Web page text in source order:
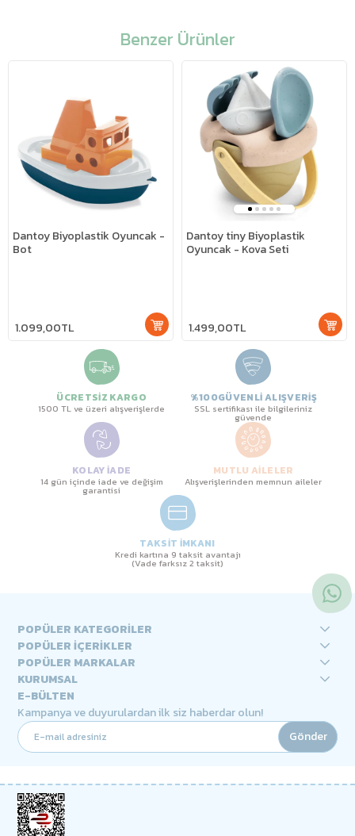
Benzer Ürünler
Dantoy Biyoplastik Oyuncak -
Bot
1.099,00TL
Dantoy tiny Biyoplastik
Oyuncak - Kova Seti
1.499,00TL
ÜCRETSİZ KARGO
1500 TL ve üzeri alışverişlerde
%100GÜVENLİ ALIŞVERİŞ
SSL sertifikası ile bilgileriniz
güvende
KOLAY İADE
14 gün içinde iade ve değişim
garantisi
MUTLU AİLELER
Alışverişlerinden memnun aileler
TAKSİT İMKANI
Kredi kartına 9 taksit avantajı
(Vade farksız 2 taksit)
POPÜLER KATEGORİLER
POPÜLER İÇERİKLER
POPÜLER MARKALAR
KURUMSAL
E-BÜLTEN
Kampanya ve duyurulardan ilk siz haberdar olun!
Gönder